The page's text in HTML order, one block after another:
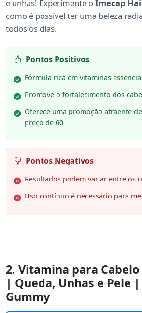
e unhas! Experimente oImecap
como é possível ter uma beleza
todos os dias.
Pontos Positivos
Fórmula rica em vitaminas
Promove o fortalecimento dos
Oferece uma promoção atraente
preço de 60
Pontos Negativos
Resultados podem variar entre os
Uso contínuo é necessário para
2. Vitamina para
| Queda, Unhas e Pele
Gummy